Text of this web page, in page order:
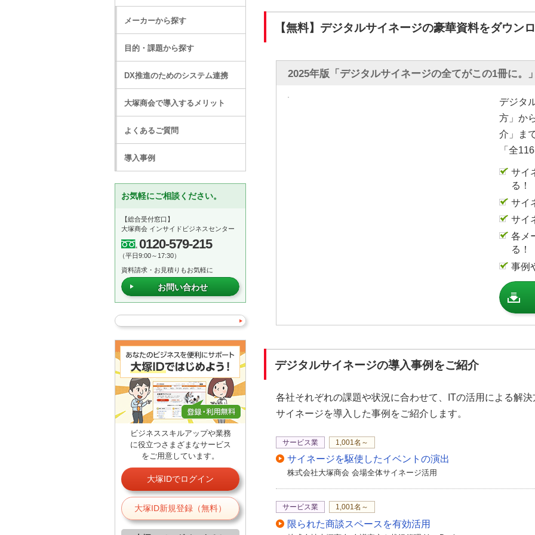
在席状況（勤務状況・行
オフィス内にサイネージ
感染予防対策や日々変化
パソコンがない工場内
食堂や休憩室の混雑状
の混雑を緩和したい。
工場内にサイネージを
工場長に代わり、サイ
す！当日の作業指示か
混雑（密集）を避けて安
【無料】デジタルサイネージの豪華資料をダウン
2025年版「デジタルサイネージの全てがこの1冊に。
デジタ
方」か
介」ま
「全
サイ
る！
サイ
サイ
各メ
る！
事例
デジタルサイネージの導入事例をご紹介
各社それぞれの課題や状況に合わせて、ITの活用による解
サイネージを導入した事例をご紹介します。
サービス業 1,001名～
サイネージを駆使したイベントの演出
株式会社大塚商会 会場全体サイネージ活用
サービス業 1,001名～
限られた商談スペースを有効活用
メーカーから探す
目的・課題から探す
DX推進のためのシステム連携
大塚商会で導入するメリット
よくあるご質問
導入事例
お気軽にご相談ください。
【総合受付窓口】
大塚商会 インサイドビジネスセンター
0120-579-215
（平日9:00～17:30）
資料請求・お見積りもお気軽に
お問い合わせ
ビジネススキルアップや業務
に役立つさまざまなサービス
をご用意しています。
大塚IDでログイン
大塚ID新規登録（無料）